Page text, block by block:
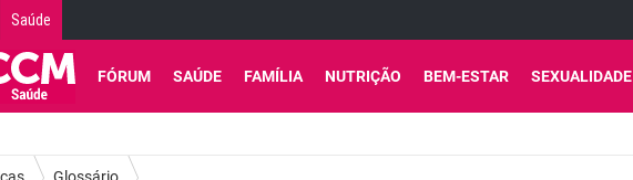
Saúde
FÓRUM SAÚDE FAMÍLIA NUTRIÇÃO BEM-ESTAR SEXUALIDADE
Glossário